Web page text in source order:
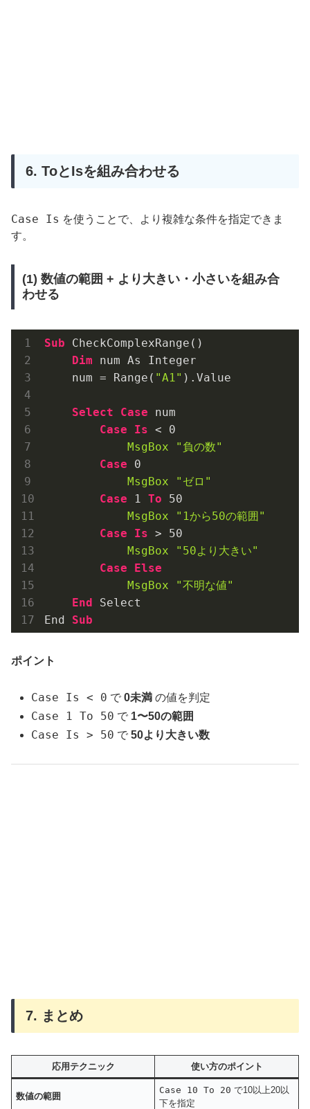
6. ToとIsを組み合わせる
Case Is を使うことで、より複雑な条件を指定できま
す。
(1) 数値の範囲 + より大きい・小さいを組み合
わせる
Sub CheckComplexRange()
Dim num As Integer
    num = Range(
"A1" ).Value
Select Case num
Case
Is < 0
MsgBox
"負の数"
Case
0
MsgBox
"ゼロ"
Case
1 To
50
MsgBox
"1から50の範囲"
Case
Is > 50
MsgBox
"50より大きい"
Case
Else
MsgBox
"不明な値"
End Select
End Sub
ポイント
Case Is < 0 で0未満 の値を判定
Case 1 To 50 で 1〜50の範囲
Case Is > 50 で50より大きい数
7. まとめ
応用テクニック 使い方のポイント
数値の範囲
Case 10 To 20 で10以上20以
下を指定